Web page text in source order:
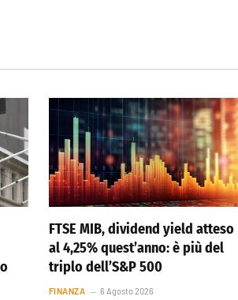
FTSE MIB, dividend yield atteso
al 4,25% quest’anno: è più del
triplo dell’S&P 500
FINANZA 6 Agosto 2026